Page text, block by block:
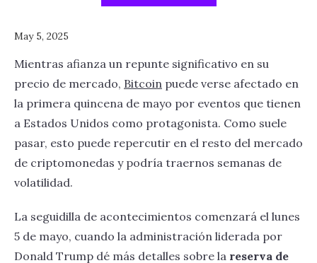
May 5, 2025
Mientras afianza un repunte significativo en su
precio de mercado, Bitcoin puede verse afectado en
la primera quincena de mayo por eventos que tienen
a Estados Unidos como protagonista. Como suele
pasar, esto puede repercutir en el resto del mercado
de criptomonedas y podría traernos semanas de
volatilidad.
La seguidilla de acontecimientos comenzará el lunes
5 de mayo, cuando la administración liderada por
Donald Trump dé más detalles sobre la reserva de